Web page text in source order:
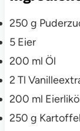
250 g
5 Eier
200 ml Öl
2 Tl
200 ml
250 g